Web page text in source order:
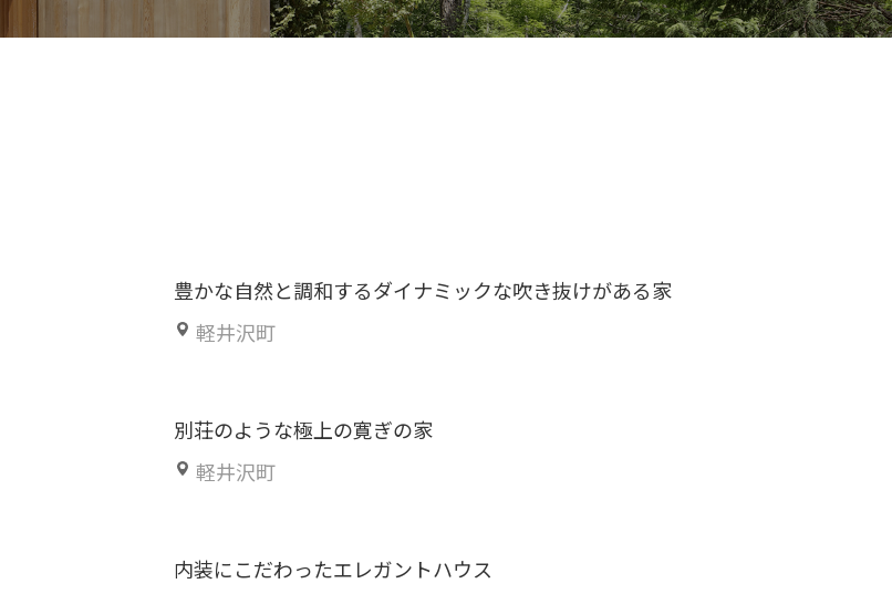
豊かな自然と調和するダイナミックな吹き抜けがある家
軽井沢町
別荘のような極上の寛ぎの家
軽井沢町
内装にこだわったエレガントハウス